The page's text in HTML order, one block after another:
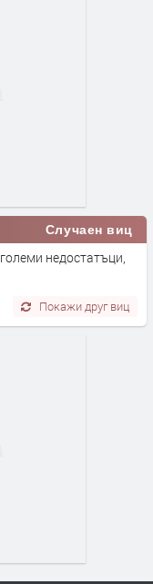
Случаен виц
недостатъци,
Покажи друг виц